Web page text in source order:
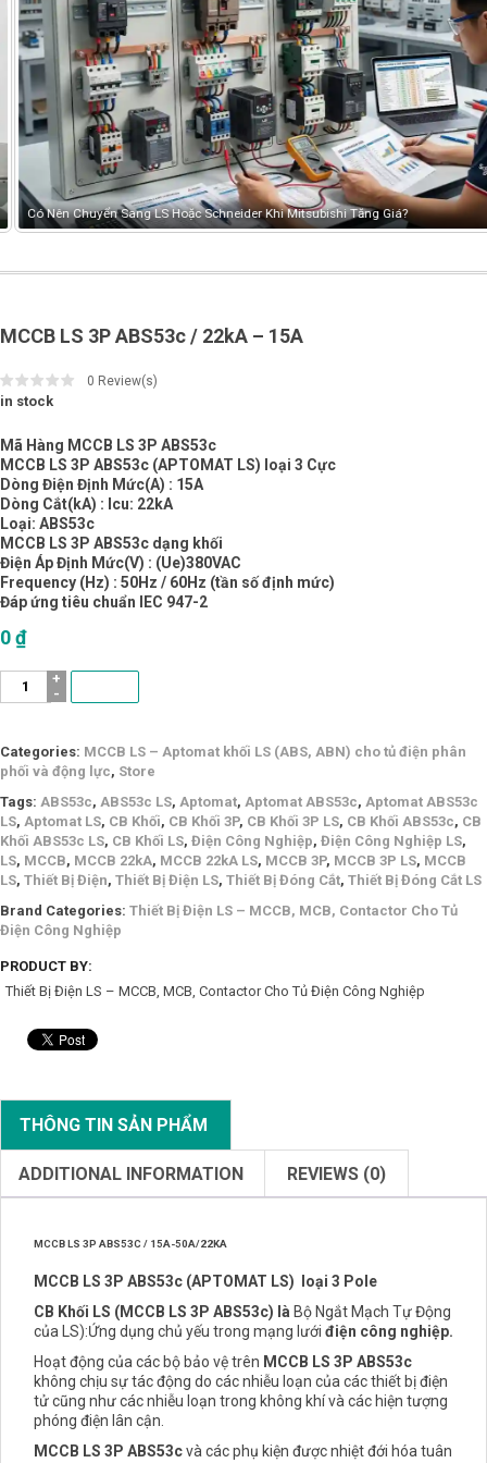
Có Nên Chuyển Sang LS Hoặc Schneider Khi Mitsubishi Tăng Giá?
MCCB LS 3P ABS53c / 22kA – 15A
0 Review(s)
in stock
Mã Hàng MCCB LS 3P ABS53c
MCCB LS 3P ABS53c (APTOMAT LS) loại 3 Cực
Dòng Điện Định Mức(A) : 15A
Dòng Cắt(kA) : Icu: 22kA
Loại: ABS53c
MCCB LS 3P ABS53c dạng khối
Điện Áp Định Mức(V) : (Ue)380VAC
Frequency (Hz) : 50Hz / 60Hz (tần số định mức)
Đáp ứng tiêu chuẩn IEC 947-2
0₫
MCCB
/
22kA
-
15A
quantity
Categories: MCCB LS – Aptomat khối LS (ABS, ABN) cho tủ điện phân
phối và động lực, Store
Tags: ABS53c, ABS53c LS, Aptomat, Aptomat ABS53c, Aptomat ABS53c
LS, Aptomat LS, CB Khối, CB Khối 3P, CB Khối 3P LS, CB Khối ABS53c, CB
Khối ABS53c LS, CB Khối LS, Điện Công Nghiệp, Điện Công Nghiệp LS,
LS, MCCB, MCCB 22kA, MCCB 22kA LS, MCCB 3P, MCCB 3P LS, MCCB
LS, Thiết Bị Điện, Thiết Bị Điện LS, Thiết Bị Đóng Cắt, Thiết Bị Đóng Cắt LS
Brand Categories: Thiết Bị Điện LS – MCCB, MCB, Contactor Cho Tủ
Điện Công Nghiệp
PRODUCT BY:
Thiết Bị Điện LS – MCCB, MCB, Contactor Cho Tủ Điện Công Nghiệp
THÔNG TIN SẢN PHẨM
ADDITIONAL INFORMATION REVIEWS (0)
MCCB LS 3P ABS53C / 15A-50A/22KA
MCCB LS 3P ABS53c (APTOMAT LS) loại 3 Pole
CB Khối LS (MCCB LS 3P ABS53c) là Bộ Ngắt Mạch Tự Động
của LS):Ứng dụng chủ yếu trong mạng lưới điện công nghiệp.
Hoạt động của các bộ bảo vệ trên MCCB LS 3P ABS53c
không chịu sự tác động do các nhiễu loạn của các thiết bị điện
tử cũng như các nhiễu loạn trong không khí và các hiện tượng
phóng điện lân cận.
MCCB LS 3P ABS53cvà các phụ kiện được nhiệt đới hóa tuân